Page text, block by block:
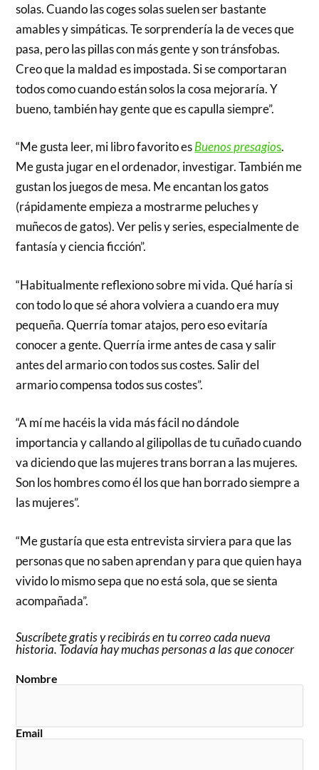
solas. Cuando las coges solas suelen ser bastante
amables y simpáticas. Te sorprendería la de veces que
pasa, pero las pillas con más gente y son tránsfobas.
Creo que la maldad es impostada. Si se comportaran
todos como cuando están solos la cosa mejoraría. Y
bueno, también hay gente que es capulla siempre”.
“Me gusta leer, mi libro favorito esBuenos presagios.
Me gusta jugar en el ordenador, investigar. También me
gustan los juegos de mesa. Me encantan los gatos
(rápidamente empieza a mostrarme peluches y
muñecos de gatos). Ver pelis y series, especialmente de
fantasía y ciencia ficción”.
“Habitualmente reflexiono sobre mi vida. Qué haría si
con todo lo que sé ahora volviera a cuando era muy
pequeña. Querría tomar atajos, pero eso evitaría
conocer a gente. Querría irme antes de casa y salir
antes del armario con todos sus costes. Salir del
armario compensa todos sus costes”.
“A mí me hacéis la vida más fácil no dándole
importancia y callando al gilipollas de tu cuñado cuando
va diciendo que las mujeres trans borran a las mujeres.
Son los hombres como él los que han borrado siempre a
las mujeres”.
“Me gustaría que esta entrevista sirviera para que las
personas que no saben aprendan y para que quien haya
vivido lo mismo sepa que no está sola, que se sienta
acompañada”.
Suscríbete gratis y recibirás en tu correo cada nueva
historia. Todavía hay muchas personas a las que conocer
Nombre
Email